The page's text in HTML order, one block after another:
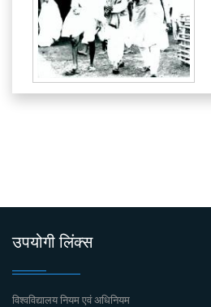
उपयोगी लिंक्स
विश्वविद्यालय नियम एवं अधिनियम